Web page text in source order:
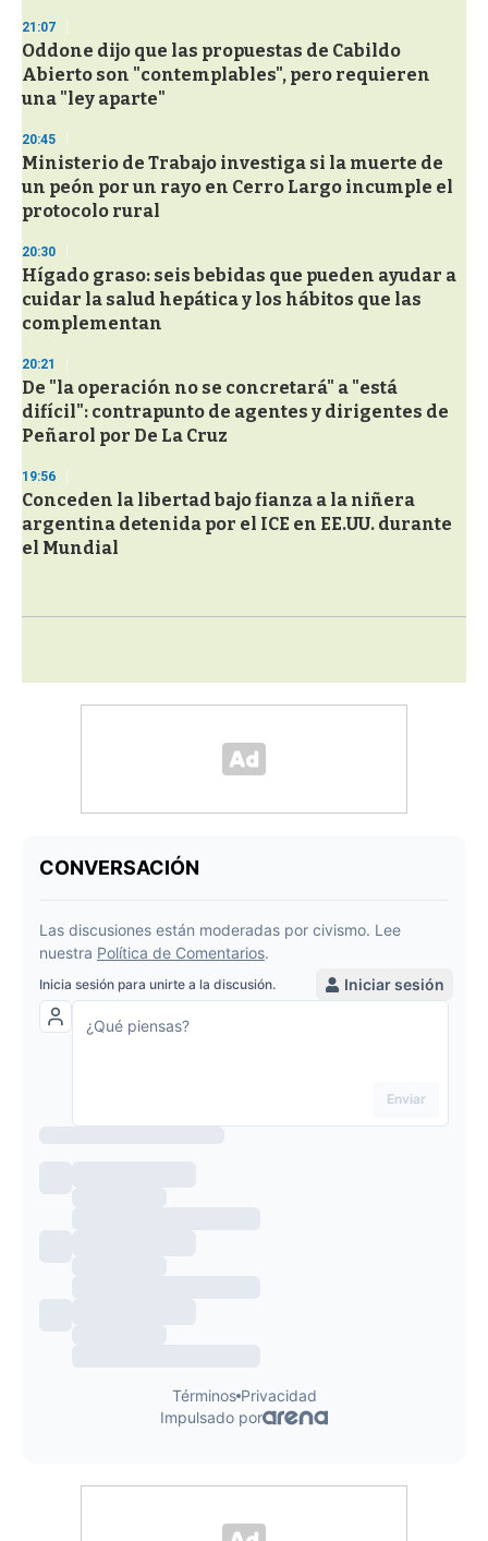
21:07
Oddone dijo que las propuestas de Cabildo
Abierto son "contemplables", pero requieren
una "ley aparte"
20:45
Ministerio de Trabajo investiga si la muerte de
un peón por un rayo en Cerro Largo incumple el
protocolo rural
20:30
Hígado graso: seis bebidas que pueden ayudar a
cuidar la salud hepática y los hábitos que las
complementan
20:21
De "la operación no se concretará" a "está
difícil": contrapunto de agentes y dirigentes de
Peñarol por De La Cruz
19:56
Conceden la libertad bajo fianza a la niñera
argentina detenida por el ICE en EE.UU. durante
el Mundial